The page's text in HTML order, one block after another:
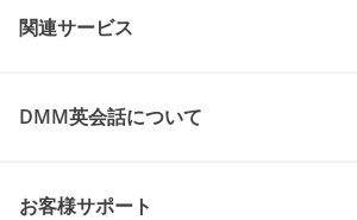
関連サービス
DMM英会話について
お客様サポート